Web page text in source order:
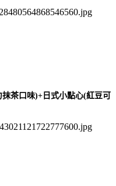
茶口味)+日式小點心(紅豆可